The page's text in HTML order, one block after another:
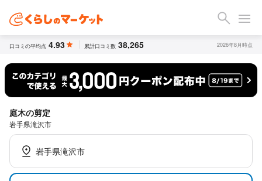
口コミの平均点 4.93 累計口コミ数 38,265 2026年8月時点
庭木の剪定
岩手県滝沢市
岩手県滝沢市